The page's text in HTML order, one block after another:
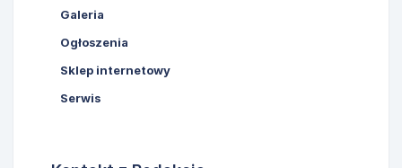
Galeria
Ogłoszenia
Sklep internetowy
Serwis